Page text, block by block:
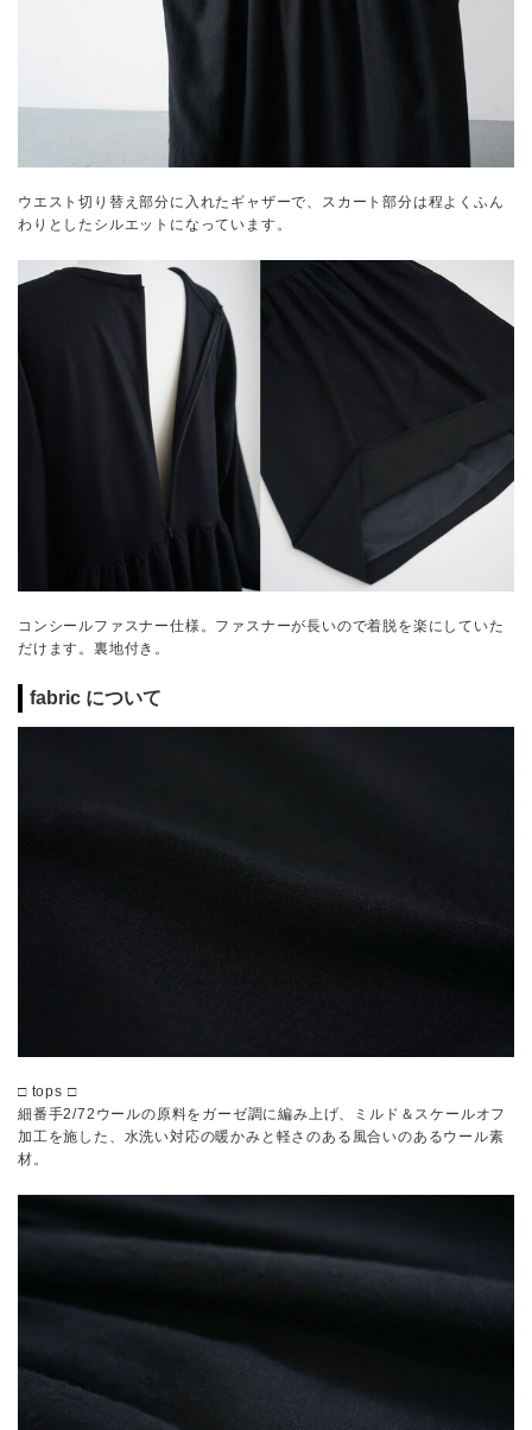
ウエスト切り替え部分に入れたギャザーで、スカート部分は程よくふん
わりとしたシルエットになっています。
コンシールファスナー仕様。ファスナーが長いので着脱を楽にしていた
だけます。裏地付き。
fabric について
□ tops □
細番手2/72ウールの原料をガーゼ調に編み上げ、ミルド＆スケールオフ
加工を施した、水洗い対応の暖かみと軽さのある風合いのあるウール素
材。